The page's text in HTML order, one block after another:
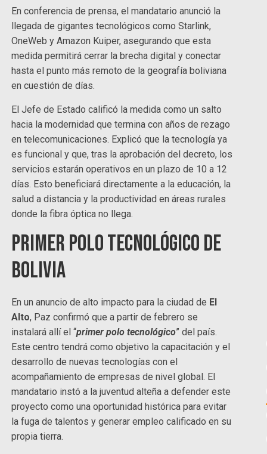
En conferencia de prensa, el mandatario anunció la
llegada de gigantes tecnológicos como Starlink,
OneWeb y Amazon Kuiper, asegurando que esta
medida permitirá cerrar la brecha digital y conectar
hasta el punto más remoto de la geografía boliviana
en cuestión de días.
El Jefe de Estado calificó la medida como un salto
hacia la modernidad que termina con años de rezago
en telecomunicaciones. Explicó que la tecnología ya
es funcional y que, tras la aprobación del decreto, los
servicios estarán operativos en un plazo de 10 a 12
días. Esto beneficiará directamente a la educación, la
salud a distancia y la productividad en áreas rurales
donde la fibra óptica no llega.
Primer polo tecnológico de
Bolivia
En un anuncio de alto impacto para la ciudad de El
Alto, Paz confirmó que a partir de febrero se
instalará allí el “primer polo tecnológico” del país.
Este centro tendrá como objetivo la capacitación y el
desarrollo de nuevas tecnologías con el
acompañamiento de empresas de nivel global. El
mandatario instó a la juventud alteña a defender este
proyecto como una oportunidad histórica para evitar
la fuga de talentos y generar empleo calificado en su
propia tierra.